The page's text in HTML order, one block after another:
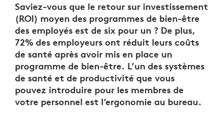
Saviez-vous que le retour sur investissement
(ROI) moyen des programmes de bien-être
des employés est de six pour un ? De plus,
72% des employeurs ont réduit leurs coûts
de santé après avoir mis en place un
programme de bien-être. L’un des systèmes
de santé et de productivité que vous
pouvez introduire pour les membres de
votre personnel est l’ergonomie au bureau.